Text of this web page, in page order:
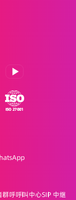
群呼呼叫中心SIP 中继